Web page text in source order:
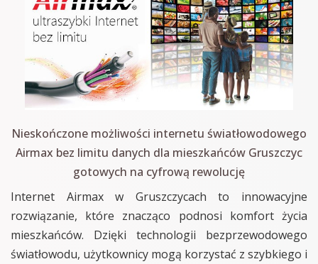
Nieskończone możliwości internetu światłowodowego
Airmax bez limitu danych dla mieszkańców Gruszczyc
gotowych na cyfrową rewolucję
Internet Airmax w Gruszczycach to innowacyjne
rozwiązanie, które znacząco podnosi komfort życia
mieszkańców. Dzięki technologii bezprzewodowego
światłowodu, użytkownicy mogą korzystać z szybkiego i